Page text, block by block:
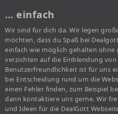
… einfach
Wir sind für dich da. Wir legen
möchten, dass du Spaß bei
einfach wie möglich gehalten ohne
verzichten auf die Einblendung
Benutzerfreundlichkeit ist für uns
bei Entscheidung rund um die
einen Fehler finden, zum Beispiel
dann kontaktiere uns gerne. Wir
und Ideen für die DealGott